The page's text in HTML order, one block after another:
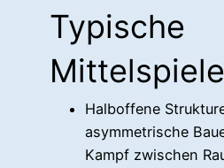
Typische
Mittelspiele
Halboffene
asymmetrische
Kampf zwischen